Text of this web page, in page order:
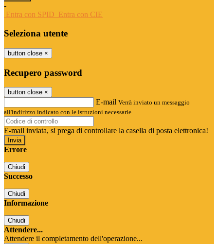
-
Entra con SPID Entra con CIE
Seleziona utente
button close ×
Recupero password
button close ×
E-mail Verrà inviato un messaggio
all'indirizzo indicato con le istruzioni necessarie.
E-mail inviata, si prega di controllare la casella di posta elettronica!
Errore
Chiudi
Successo
Chiudi
Informazione
Chiudi
Attendere...
Attendere il completamento dell'operazione...